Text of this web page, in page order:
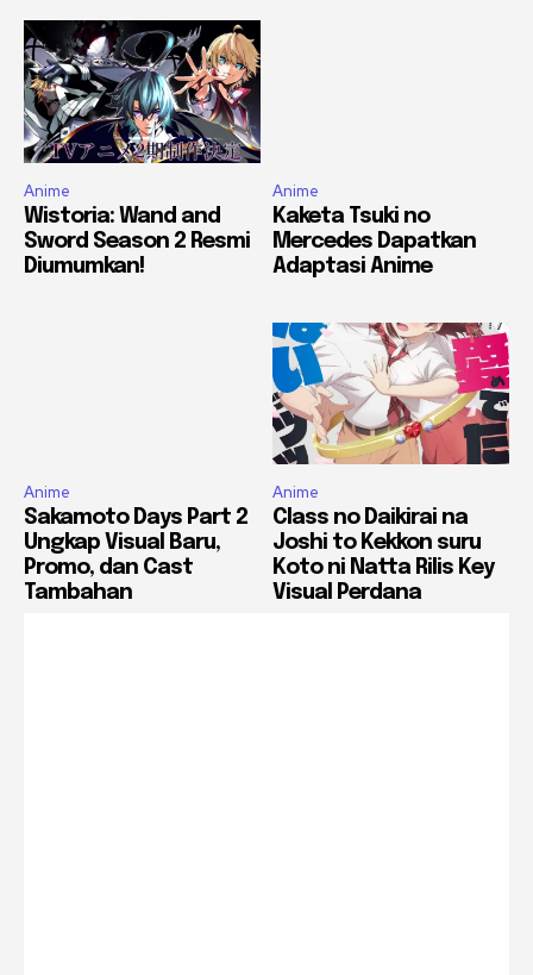
Anime
Wistoria: Wand and
Sword Season 2 Resmi
Diumumkan!
Anime
Kaketa Tsuki no
Mercedes Dapatkan
Adaptasi Anime
Anime
Sakamoto Days Part 2
Ungkap Visual Baru,
Promo, dan Cast
Tambahan
Anime
Class no Daikirai na
Joshi to Kekkon suru
Koto ni Natta Rilis Key
Visual Perdana